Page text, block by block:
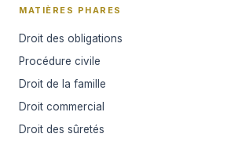
MATIÈRES PHARES
Droit des obligations
Procédure civile
Droit de la famille
Droit commercial
Droit des sûretés